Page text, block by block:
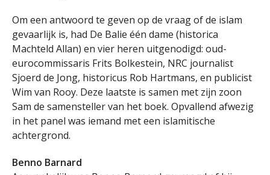
Om een antwoord te geven op de vraag of de islam
gevaarlijk is, had De Balie één dame (historica
Machteld Allan) en vier heren uitgenodigd: oud-
eurocommissaris Frits Bolkestein, NRC journalist
Sjoerd de Jong, historicus Rob Hartmans, en publicist
Wim van Rooy. Deze laatste is samen met zijn zoon
Sam de samensteller van het boek. Opvallend afwezig
in het panel was iemand met een islamitische
achtergrond.
Benno Barnard